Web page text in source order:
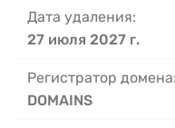
Дата удаления:
27 июля 2027 г.
Регистратор домена:
DOMAINS